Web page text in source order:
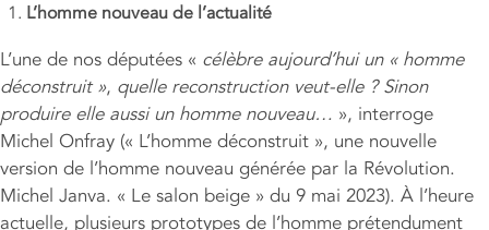
L’homme nouveau de l’actualité
L’une de nos députées « célèbre aujourd’hui un« homme
déconstruit», quelle reconstruction veut-elle ? Sinon
produire elle aussi un homme nouveau… », interroge
Michel Onfray (« L’homme déconstruit », une nouvelle
version de l’homme nouveau générée par la Révolution.
Michel Janva. « Le salon beige » du 9 mai 2023). À l’heure
actuelle, plusieurs prototypes de l’homme prétendument